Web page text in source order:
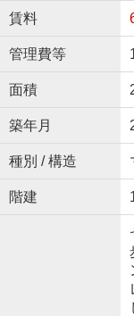
賃料
管理費等
面積
築年月
種別 / 構造
階建